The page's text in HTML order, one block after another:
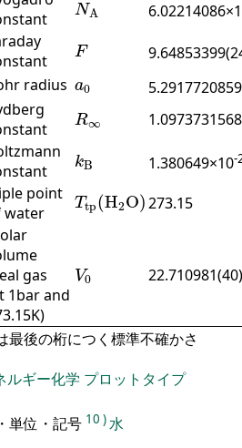
NA
F
F
radius a0
a0
R∞
R∞
kB
k 1.380649×10-
point
water
Ttp(H2O)
Ttp(H 2O)273.15
gas
1bar and
V0
V0 22.710981(40)
最後の桁につく標準不確かさ
ルギー化学 プロットタイプ
単位・記号 10 )水